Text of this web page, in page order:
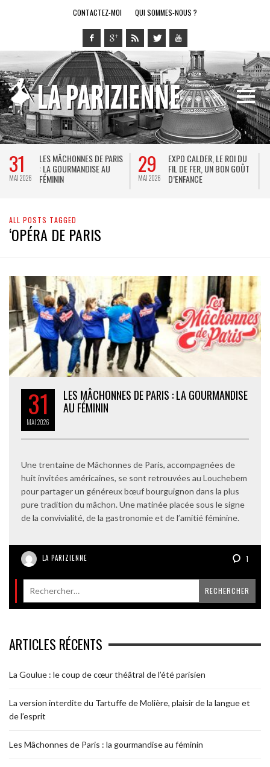
CONTACTEZ-MOI QUI SOMMES-NOUS ?
31
MAI 2026
LES MÂCHONNES DE PARIS
: LA GOURMANDISE AU
FÉMININ
29
MAI 2026
EXPO CALDER, LE ROI DU
FIL DE FER, UN BON GOÛT
D’ENFANCE
ALL POSTS TAGGED
‘OPÉRA DE PARIS
31
MAI2026
LES MÂCHONNES DE PARIS : LA GOURMANDISE
AU FÉMININ
Une trentaine de Mâchonnes de Paris, accompagnées de
huit invitées américaines, se sont retrouvées au Louchebem
pour partager un généreux bœuf bourguignon dans la plus
pure tradition du mâchon. Une matinée placée sous le signe
de la convivialité, de la gastronomie et de l’amitié féminine.
LA PARIZIENNE 1
ARTICLES RÉCENTS
La Goulue : le coup de cœur théâtral de l’été parisien
La version interdite du Tartuffe de Molière, plaisir de la langue et
de l’esprit
Les Mâchonnes de Paris : la gourmandise au féminin